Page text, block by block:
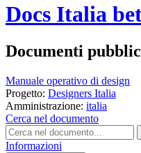
Docs Italia
Documenti
Manuale operativo di design
Progetto: Designers Italia
Amministrazione: italia
Cerca nel documento
Informazioni